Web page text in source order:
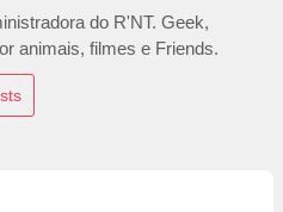
do R'NT. Geek,
animais, filmes e Friends.